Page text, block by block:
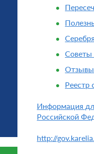
Советы
Отзывы
Реестр
Информация
Российской
http://